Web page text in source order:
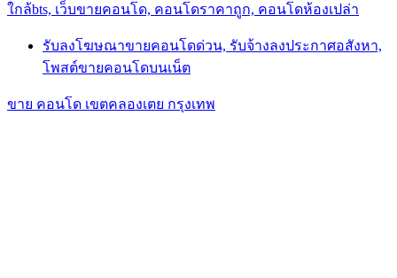
ใกล้bts, เว็บขายคอนโด, คอนโดราคาถูก, คอนโดห้องเปล่า
รับลงโฆษณาขายคอนโดด่วน, รับจ้างลงประกาศอสังหา,
โพสต์ขายคอนโดบนเน็ต
ขาย คอนโด เขตคลองเตย กรุงเทพ